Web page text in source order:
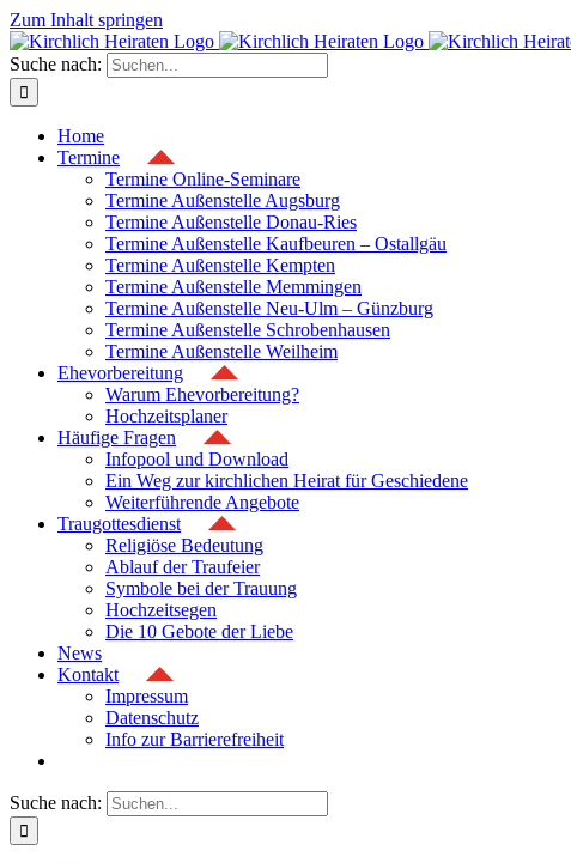
Zum Inhalt springen
Suche nach:
Home
Termine
Termine Online-Seminare
Termine Außenstelle Augsburg
Termine Außenstelle Donau-Ries
Termine Außenstelle Kaufbeuren – Ostallgäu
Termine Außenstelle Kempten
Termine Außenstelle Memmingen
Termine Außenstelle Neu-Ulm – Günzburg
Termine Außenstelle Schrobenhausen
Termine Außenstelle Weilheim
Ehevorbereitung
Warum Ehevorbereitung?
Hochzeitsplaner
Häufige Fragen
Infopool und Download
Ein Weg zur kirchlichen Heirat für Geschiedene
Weiterführende Angebote
Traugottesdienst
Religiöse Bedeutung
Ablauf der Traufeier
Symbole bei der Trauung
Hochzeitsegen
Die 10 Gebote der Liebe
News
Kontakt
Impressum
Datenschutz
Info zur Barrierefreiheit
Suche nach: